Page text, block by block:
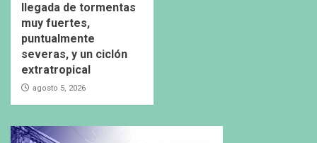
llegada de tormentas
muy fuertes,
puntualmente
severas, y un ciclón
extratropical
agosto 5, 2026